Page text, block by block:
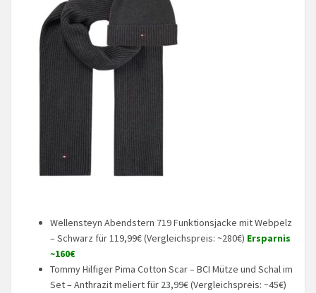
Wellensteyn Abendstern 719 Funktionsjacke mit Webpelz
– Schwarz für ‭119,99€ (Vergleichspreis: ~280€) Ersparnis
~160€
Tommy Hilfiger Pima Cotton Scar – BCI Mütze und Schal im
Set – Anthrazit meliert für 23,99€ (Vergleichspreis: ~45€)